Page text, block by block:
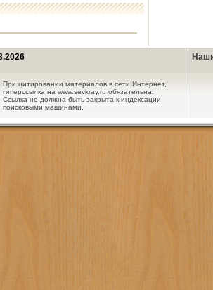
При цитировании материалов в сети Интернет,
гиперссылка на www.sevkray.ru обязательна.
Ссылка не должна быть закрыта к индексации
поисковыми машинами.